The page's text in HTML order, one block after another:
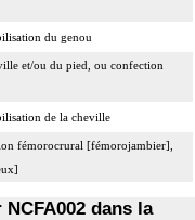
du genou
et/ou du pied, ou confection
de la cheville
fémorocrural [fémorojambier],
dans la